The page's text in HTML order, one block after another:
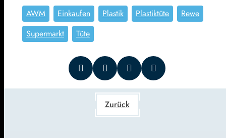
AWM Einkaufen Plastik Plastiktüte
Rewe
Supermarkt
Tüte
Zurück